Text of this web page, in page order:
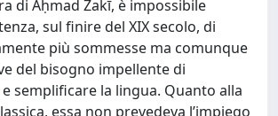
di Aḥmad Zakī, è impossibile
sul finire del XIX secolo, di
più sommesse ma comunque
del bisogno impellente di
semplificare la lingua. Quanto alla
essa non prevedeva l’impiego